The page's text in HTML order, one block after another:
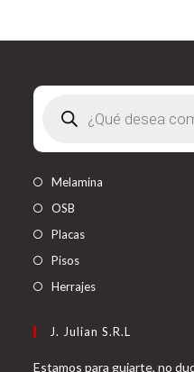
productos
Melamina
OSB
Placas
Pisos
Herrajes
J. Julian S.R.L
Estamos para guiarte, no